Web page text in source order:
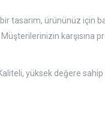
tasarım, ürününüz için
karşısına
yüksek değere sahip